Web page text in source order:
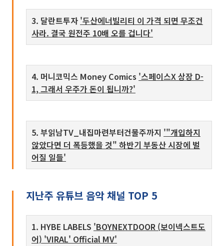
3. 달란트투자 '두산에너빌리티 이 가격 되면 무조건
사라. 결국 원전주 10배 오를 겁니다'
4. 머니코믹스 Money Comics '스페이스X 상장 D-
1, 그래서 우주가 돈이 됩니까?'
5. 부읽남TV_내집마련부터건물주까지 '"개입하지
않았다면 더 폭등했을 것" 하반기 부동산 시장에 벌
어질 일들'
지난주 유튜브 음악 채널 TOP 5
1. HYBE LABELS 'BOYNEXTDOOR (보이넥스트도
어) 'VIRAL' Official MV'